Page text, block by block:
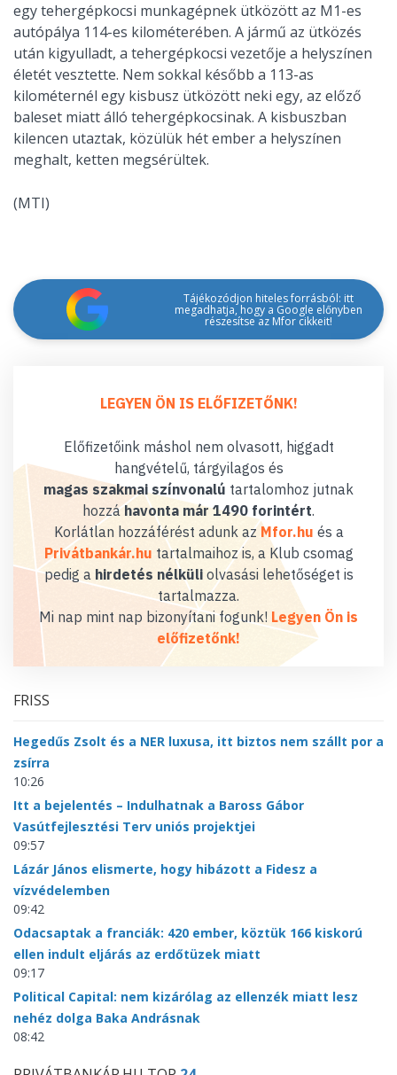
egy tehergépkocsi munkagépnek ütközött az M1-es
autópálya 114-es kilométerében. A jármű az ütközés
után kigyulladt, a tehergépkocsi vezetője a helyszínen
életét vesztette. Nem sokkal később a 113-as
kilométernél egy kisbusz ütközött neki egy, az előző
baleset miatt álló tehergépkocsinak. A kisbuszban
kilencen utaztak, közülük hét ember a helyszínen
meghalt, ketten megsérültek.
(MTI)
Tájékozódjon hiteles forrásból: itt
megadhatja, hogy a Google előnyben
részesítse az Mfor cikkeit!
LEGYEN ÖN IS ELŐFIZETŐNK!
Előfizetőink máshol nem olvasott, higgadt
hangvételű, tárgyilagos és
magas szakmai színvonalú tartalomhoz jutnak
hozzáhavonta már 1490 forintért.
Korlátlan hozzáférést adunk az Mfor.hu és a
Privátbankár.hu tartalmaihoz is, a Klub csomag
pedig a hirdetés nélküliolvasási lehetőséget is
tartalmazza.
Mi nap mint nap bizonyítani fogunk! Legyen Ön is
előfizetőnk!
FRISS
Hegedűs Zsolt és a NER luxusa, itt biztos nem szállt por a
zsírra
10:26
Itt a bejelentés – Indulhatnak a Baross Gábor
Vasútfejlesztési Terv uniós projektjei
09:57
Lázár János elismerte, hogy hibázott a Fidesz a
vízvédelemben
09:42
Odacsaptak a franciák: 420 ember, köztük 166 kiskorú
ellen indult eljárás az erdőtüzek miatt
09:17
Political Capital: nem kizárólag az ellenzék miatt lesz
nehéz dolga Baka Andrásnak
08:42